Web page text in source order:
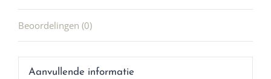
Beoordelingen (0)
Aanvullende informatie